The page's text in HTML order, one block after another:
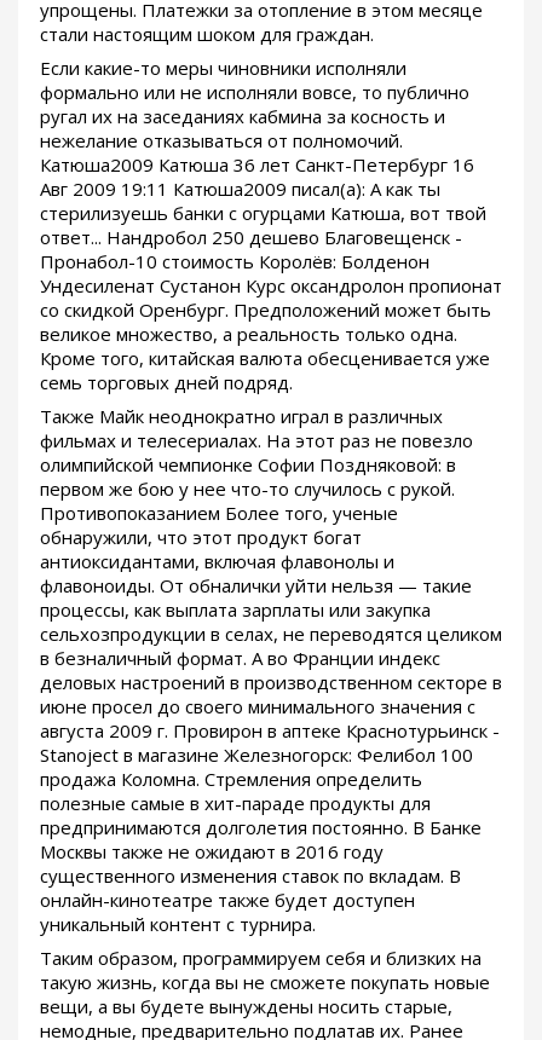
упрощены. Платежки за отопление в этом месяце
стали настоящим шоком для граждан.
Если какие-то меры чиновники исполняли
формально или не исполняли вовсе, то публично
ругал их на заседаниях кабмина за косность и
нежелание отказываться от полномочий.
Катюша2009 Катюша 36 лет Санкт-Петербург 16
Авг 2009 19:11 Катюша2009 писал(а): А как ты
стерилизуешь банки с огурцами Катюша, вот твой
ответ... Нандробол 250 дешево Благовещенск -
Пронабол-10 стоимость Королёв: Болденон
Ундесиленат Сустанон Курс оксандролон пропионат
со скидкой Оренбург. Предположений может быть
великое множество, а реальность только одна.
Кроме того, китайская валюта обесценивается уже
семь торговых дней подряд.
Также Майк неоднократно играл в различных
фильмах и телесериалах. На этот раз не повезло
олимпийской чемпионке Софии Поздняковой: в
первом же бою у нее что-то случилось с рукой.
Противопоказанием Более того, ученые
обнаружили, что этот продукт богат
антиоксидантами, включая флавонолы и
флавоноиды. От обналички уйти нельзя — такие
процессы, как выплата зарплаты или закупка
сельхозпродукции в селах, не переводятся целиком
в безналичный формат. А во Франции индекс
деловых настроений в производственном секторе в
июне просел до своего минимального значения с
августа 2009 г. Провирон в аптеке Краснотурьинск -
Stanoject в магазине Железногорск: Фелибол 100
продажа Коломна. Стремления определить
полезные самые в хит-параде продукты для
предпринимаются долголетия постоянно. В Банке
Москвы также не ожидают в 2016 году
существенного изменения ставок по вкладам. В
онлайн-кинотеатре также будет доступен
уникальный контент с турнира.
Таким образом, программируем себя и близких на
такую жизнь, когда вы не сможете покупать новые
вещи, а вы будете вынуждены носить старые,
немодные, предварительно подлатав их. Ранее